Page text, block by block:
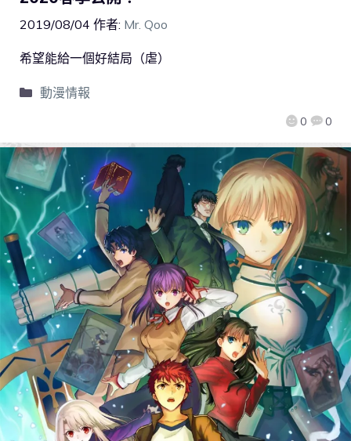
2019/08/04 作者: Mr. Qoo
0 0
希望能給一個好結局（虐）
動漫情報